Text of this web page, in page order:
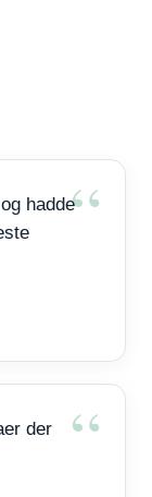
hadde
der